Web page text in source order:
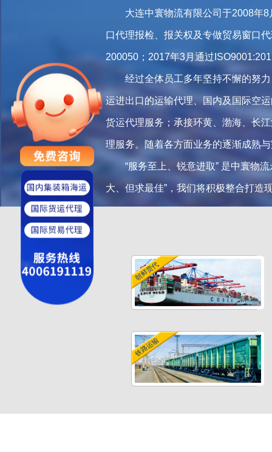
大连中寰物流有限公司于2008年
口代理报检、报关权及专做贸易窗口
200050；2017年3月通过
经过全体员工多年坚持不懈的努
运进出口的运输代理、国内及国际空
货运代理服务；承接环黄、渤海、长
理服务。随着各方面业务的逐渐成熟
“服务至上、锐意进取” 是中寰物
大、但求最佳”，我们将积极整合打造
朝鲜货代
铁路运输